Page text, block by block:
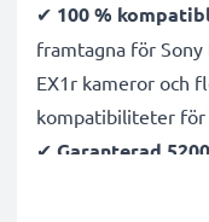
✔ 100 %
framtagna för Sony
EX1r kameror och
kompatibiliteter för
✔ Garanterad